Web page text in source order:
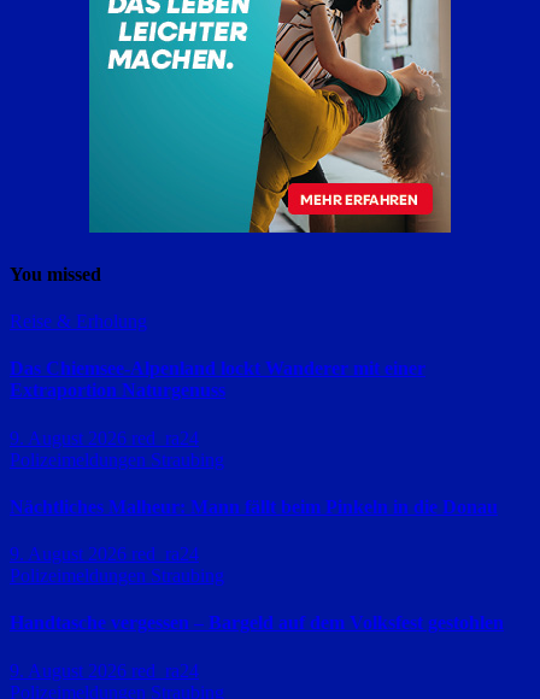
You missed
Reise & Erholung
Das Chiemsee-Alpenland lockt Wanderer mit einer
Extraportion Naturgenuss
9. August 2026 red_ra24
Polizeimeldungen Straubing
Nächtliches Malheur: Mann fällt beim Pinkeln in die Donau
9. August 2026 red_ra24
Polizeimeldungen Straubing
Handtasche vergessen – Bargeld auf dem Volksfest gestohlen
9. August 2026 red_ra24
Polizeimeldungen Straubing